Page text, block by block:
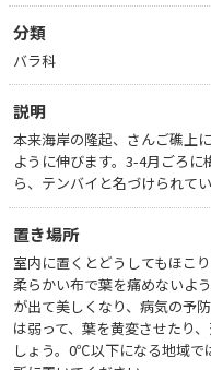
分類
バラ科
説明
本来海岸の隆起、さんご礁上
ように伸びます。3-4月ごろ
ら、テンバイと名づけられてい
置き場所
室内に置くとどうしてもほこ
柔らかい布で葉を痛めないよ
が出て美しくなり、病気の予
は弱って、葉を黄変させたり
しょう。0℃以下になる地域